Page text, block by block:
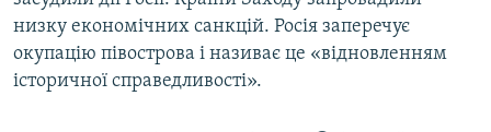
низку економічних санкцій. Росія заперечує
окупацію півострова і називає це «відновленням
історичної справедливості».